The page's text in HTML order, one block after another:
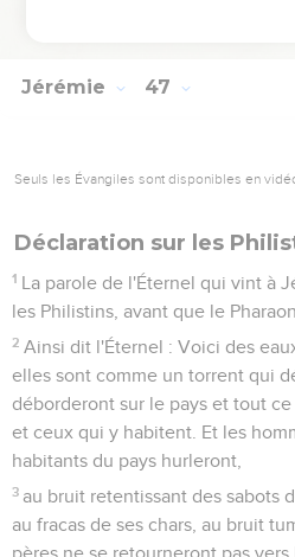
Jérémie 47
Seuls les Évangiles sont disponibles en
Déclaration sur les
1 La parole de l'Éternel qui vint à
les Philistins, avant que le
2 Ainsi dit l'Éternel : Voici des
elles sont comme un torrent qui
déborderont sur le pays et tout
et ceux qui y habitent. Et les
habitants du pays hurleront,
3 au bruit retentissant des sabots
au fracas de ses chars, au bruit
pères ne se retourneront pas vers